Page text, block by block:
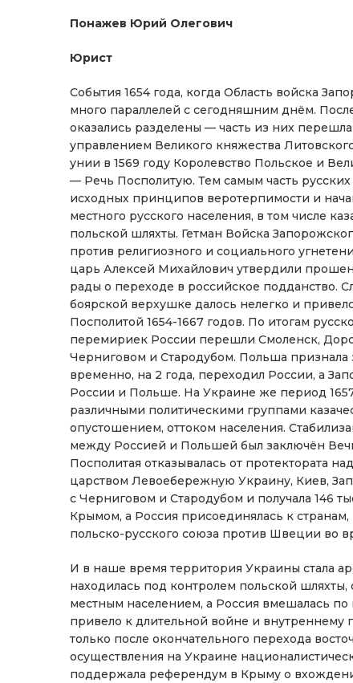
Понажев Юрий Олегович
Юрист
События 1654 года, когда Область войска
много параллелей с сегодняшним днём.
оказались разделены — часть из них перешла
управлением Великого княжества
унии в 1569 году Королевство Польское и
— Речь Посполитую. Тем самым часть
исходных принципов веротерпимости и
местного русского населения, в том числе
польской шляхты. Гетман Войска
против религиозного и социального
царь Алексей Михайлович утвердили
рады о переходе в российское подданство.
боярской верхушке далось нелегко и
Посполитой 1654-1667 годов. По итогам
перемириек России перешли Смоленск,
Черниговом и Стародубом. Польша
временно, на 2 года, переходил России, а
России и Польше. На Украине же период
различными политическими группами
опустошением, оттоком населения.
между Россией и Польшей был заключён
Посполитая отказывалась от протектората
царством Левоебережную Украину, Киев,
с Черниговом и Стародубом и получала 146
Крымом, а Россия присоединялась к
польско-русского союза против Швеции во
И в наше время территория Украины стала
находилась под контролем польской
местным населением, а Россия вмешалась по
привело к длительной войне и внутреннему
только после окончательного перехода
осуществления на Украине
поддержала референдум в Крыму о